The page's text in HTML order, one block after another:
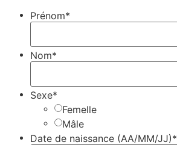
Prénom*
Nom*
Sexe*
Femelle
Mâle
Date de naissance (AA/MM/JJ)*